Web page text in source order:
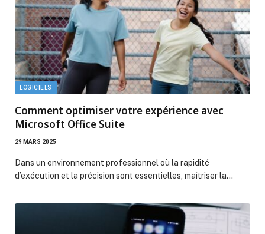
LOGICIELS
Comment optimiser votre expérience avec
Microsoft Office Suite
29 MARS 2025
Dans un environnement professionnel où la rapidité
d’exécution et la précision sont essentielles, maîtriser la…